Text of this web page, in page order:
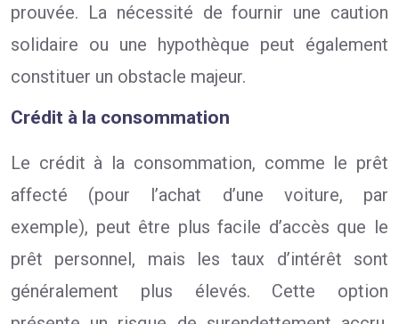
prouvée. La nécessité de fournir une caution
solidaire ou une hypothèque peut également
constituer un obstacle majeur.
Crédit à la consommation
Le crédit à la consommation, comme le prêt
affecté (pour l’achat d’une voiture, par
exemple), peut être plus facile d’accès que le
prêt personnel, mais les taux d’intérêt sont
généralement plus élevés. Cette option